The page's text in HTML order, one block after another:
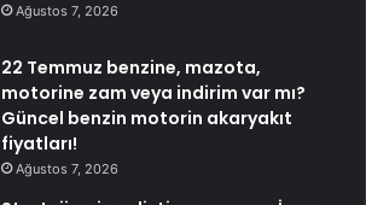
Ağustos 7, 2026
22 Temmuz benzine, mazota,
motorine zam veya indirim var mı?
Güncel benzin motorin akaryakıt
fiyatları!
Ağustos 7, 2026